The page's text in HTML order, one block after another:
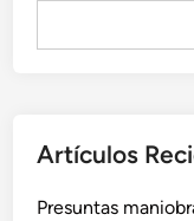
Artículos
Presuntas